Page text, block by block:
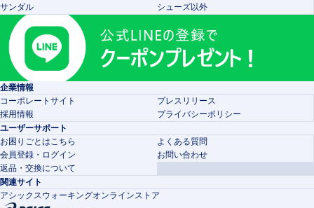
サンダル
シューズ以外
企業情報
コーポレートサイト
プレスリリース
採用情報
プライバシーポリシー
ユーザーサポート
お困りごとはこちら
よくある質問
会員登録・ログイン
お問い合わせ
返品・交換について
関連サイト
アシックスウォーキングオンラインストア